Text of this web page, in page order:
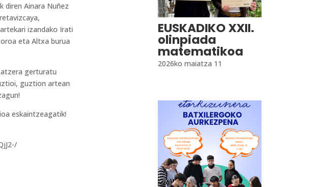
diren Ainara Nuñez
izandako Irati
eta Altxa burua
gerturatu
guztion artean
eskaintzeagatik!
EUSKADIKO XXII.
olinpiada
matematikoa
2026ko maiatza 11